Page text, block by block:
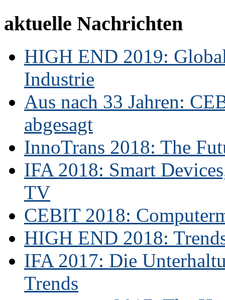
aktuelle Nachrichten
HIGH END 2019:
Industrie
Aus nach 33 Jahren:
abgesagt
InnoTrans 2018: The
IFA 2018: Smart
TV
CEBIT 2018:
HIGH END 2018:
IFA 2017: Die
Trends